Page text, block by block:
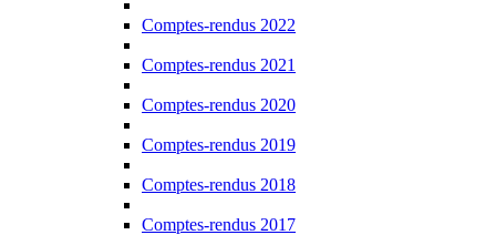
Comptes-rendus 2022
Comptes-rendus 2021
Comptes-rendus 2020
Comptes-rendus 2019
Comptes-rendus 2018
Comptes-rendus 2017